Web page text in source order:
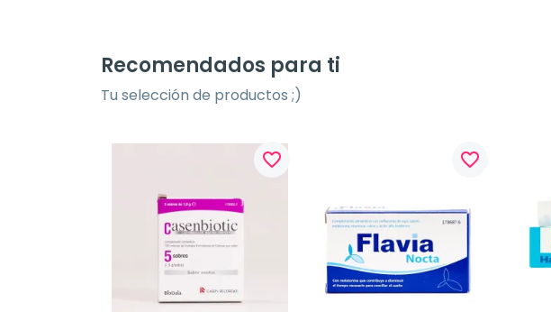
Recomendados para ti
Tu selección de productos ;)
favorite_border favorite_border